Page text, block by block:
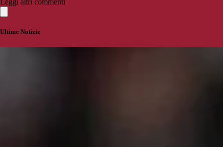
Leggi altri commenti
Ultime Notizie